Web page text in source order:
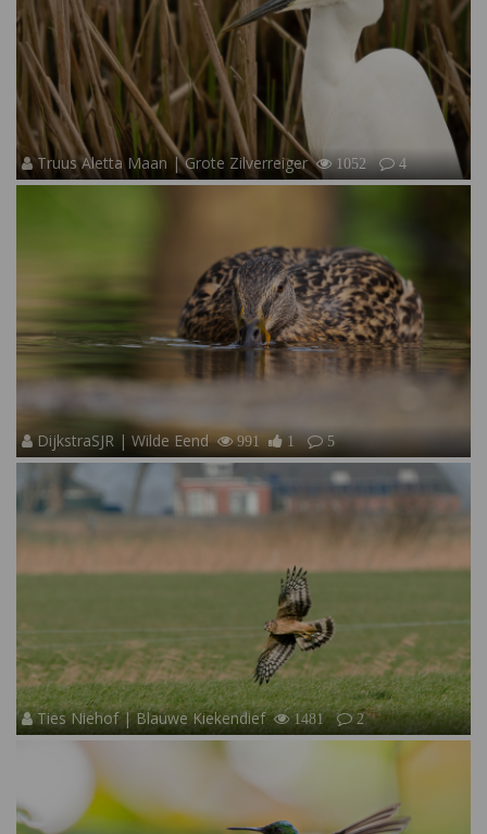
Truus Aletta Maan | Grote Zilverreiger 1052 4
DijkstraSJR | Wilde Eend 991 1 5
Ties Niehof | Blauwe Kiekendief 1481 2